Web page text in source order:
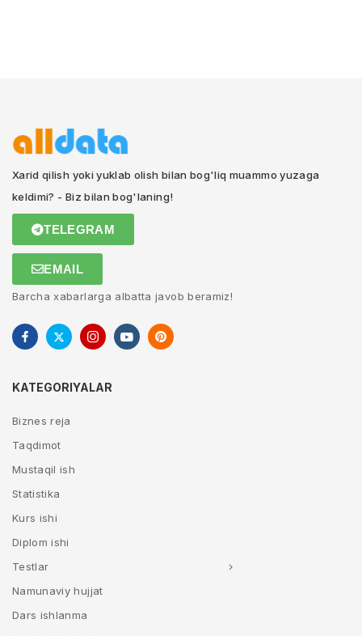
Xarid qilish yoki yuklab olish bilan bog'liq muammo yuzaga
keldimi? - Biz bilan bog'laning!
TELEGRAM
EMAIL
Barcha xabarlarga albatta javob beramiz!
KATEGORIYALAR
Biznes reja
Taqdimot
Mustaqil ish
Statistika
Kurs ishi
Diplom ishi
Testlar
Namunaviy hujjat
Dars ishlanma